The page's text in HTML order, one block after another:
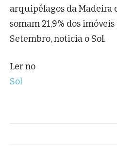
arquipélagos da Madeira
somam 21,9% dos
Setembro, noticia o Sol.
Ler no
Sol